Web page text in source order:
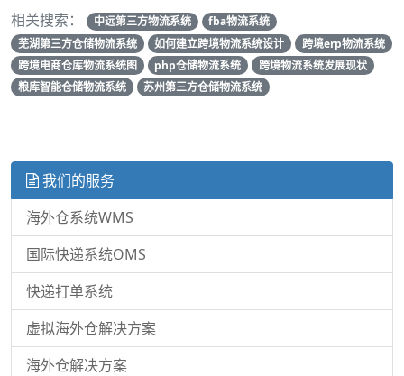
相关搜索： 中远第三方物流系统
fba物流系统
芜湖第三方仓储物流系统
如何建立跨境物流系统设计
跨境erp物流系统
跨境电商仓库物流系统图
php仓储物流系统
跨境物流系统发展现状
粮库智能仓储物流系统
苏州第三方仓储物流系统
我们的服务
海外仓系统WMS
国际快递系统OMS
快递打单系统
虚拟海外仓解决方案
海外仓解决方案